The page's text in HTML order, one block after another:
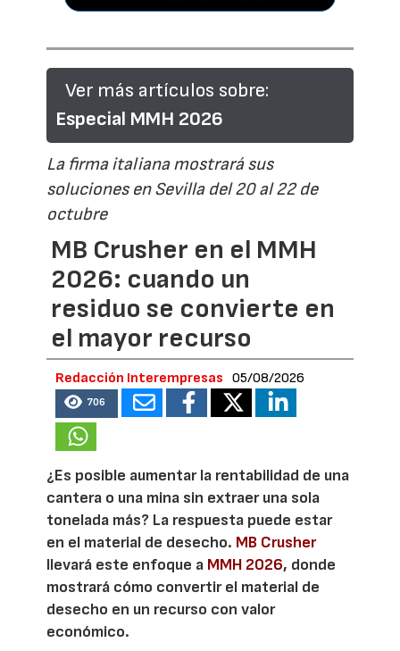
Ver más artículos sobre:
Especial MMH 2026
La firma italiana mostrará sus
soluciones en Sevilla del 20 al 22 de
octubre
MB Crusher en el MMH
2026: cuando un
residuo se convierte en
el mayor recurso
Redacción Interempresas 05/08/2026
706
¿Es posible aumentar la rentabilidad de una
cantera o una mina sin extraer una sola
tonelada más? La respuesta puede estar
en el material de desecho. MB Crusher
llevará este enfoque a MMH 2026, donde
mostrará cómo convertir el material de
desecho en un recurso con valor
económico.